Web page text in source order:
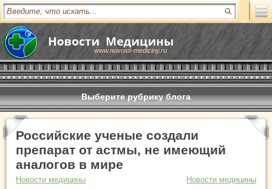
www.novosti-mediciny.ru
Выберите рубрику блога
Российские ученые создали
препарат от астмы, не имеющий
аналогов в мире
Новости медицины
Новости медицины